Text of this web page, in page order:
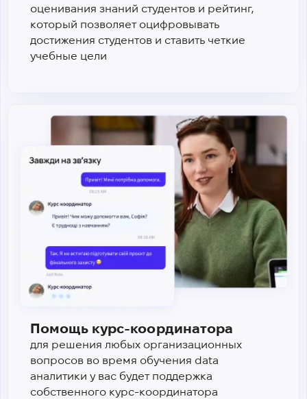
оценивания знаний студентов и рейтинг,
который позволяет оцифровывать
достижения студентов и ставить четкие
учебные цели
Помощь курс-координатора
для решения любых организационных
вопросов во время обучения data
аналитики у вас будет поддержка
собственного курс-координатора